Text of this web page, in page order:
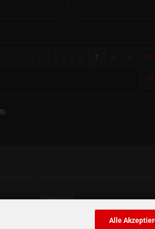
Alle
1 ... 4 5 6 7 8 9 10
19
)
Impressum